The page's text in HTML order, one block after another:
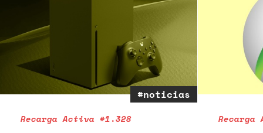
#noticias
Recarga Activa #1.328 Recarga